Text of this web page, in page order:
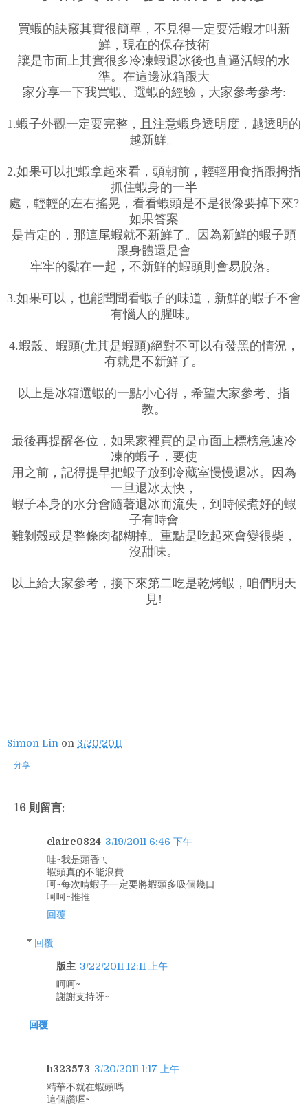
買蝦的訣竅其實很簡單，不見得一定要活蝦才叫新
鮮，現在的保存技術
讓是市面上其實很多冷凍蝦退冰後也直逼活蝦的水
準。在這邊冰箱跟大
家分享一下我買蝦、選蝦的經驗，大家參考參考:
1.蝦子外觀一定要完整，且注意蝦身透明度，越透明的
越新鮮。
2.如果可以把蝦拿起來看，頭朝前，輕輕用食指跟拇指
抓住蝦身的一半
處，輕輕的左右搖晃，看看蝦頭是不是很像要掉下來?
如果答案
是肯定的，那這尾蝦就不新鮮了。因為新鮮的蝦子頭
跟身體還是會
牢牢的黏在一起，不新鮮的蝦頭則會易脫落。
3.如果可以，也能聞聞看蝦子的味道，新鮮的蝦子不會
有惱人的腥味。
4.蝦殼、蝦頭(尤其是蝦頭)絕對不可以有發黑的情況，
有就是不新鮮了。
以上是冰箱選蝦的一點小心得，希望大家參考、指
教。
最後再提醒各位，如果家裡買的是市面上標榜急速冷
凍的蝦子，要使
用之前，記得提早把蝦子放到冷藏室慢慢退冰。因為
一旦退冰太快，
蝦子本身的水分會隨著退冰而流失，到時候煮好的蝦
子有時會
難剝殼或是整條肉都糊掉。重點是吃起來會變很柴，
沒甜味。
以上給大家參考，接下來第二吃是乾烤蝦，咱們明天
見!
Simon Lin on 3/20/2011
分享
16 則留言:
claire0824 3/19/2011 6:46 下午
哇~我是頭香ㄟ
蝦頭真的不能浪費
呵~每次啃蝦子一定要將蝦頭多吸個幾口
呵呵~推推
回覆
回覆
版主 3/22/2011 12:11 上午
呵呵~
謝謝支持呀~
回覆
h323573 3/20/2011 1:17 上午
精華不就在蝦頭嗎
這個讚喔~